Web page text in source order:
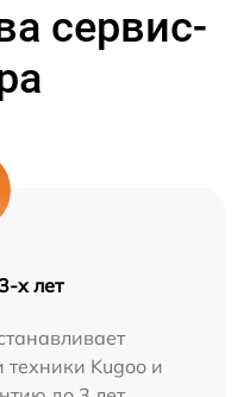
сервис-
х лет
Kugoo и